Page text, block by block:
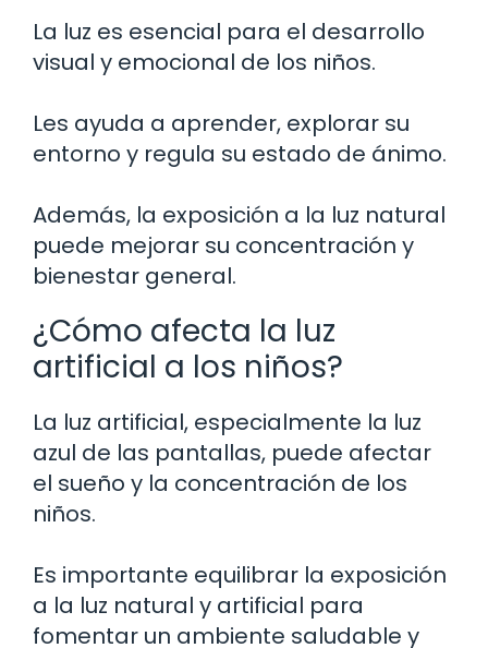
La luz es esencial para el desarrollo
visual y emocional de los niños.
Les ayuda a aprender, explorar su
entorno y regula su estado de ánimo.
Además, la exposición a la luz natural
puede mejorar su concentración y
bienestar general.
¿Cómo afecta la luz
artificial a los niños?
La luz artificial, especialmente la luz
azul de las pantallas, puede afectar
el sueño y la concentración de los
niños.
Es importante equilibrar la exposición
a la luz natural y artificial para
fomentar un ambiente saludable y